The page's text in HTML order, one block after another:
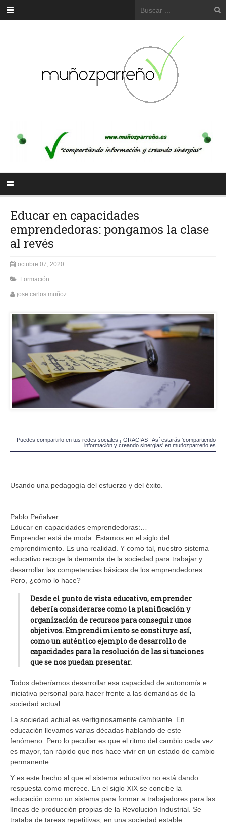
Educar en capacidades
emprendedoras: pongamos la clase
al revés
octubre 07, 2020
Formación
jose carlos muñoz
Puedes compartirlo en tus redes sociales ¡ GRACIAS ! Así estarás 'compartiendo
información y creando sinergias' en muñozparreño.es
Usando una pedagogía del esfuerzo y del éxito.
Pablo Peñalver
Educar en capacidades emprendedoras:…
Emprender está de moda. Estamos en el siglo del
emprendimiento. Es una realidad. Y como tal, nuestro sistema
educativo recoge la demanda de la sociedad para trabajar y
desarrollar las competencias básicas de los emprendedores.
Pero, ¿cómo lo hace?
Desde el punto de vista educativo, emprender
debería considerarse como la planificación y
organización de recursos para conseguir unos
objetivos. Emprendimiento se constituye así,
como un auténtico ejemplo de desarrollo de
capacidades para la resolución de las situaciones
que se nos puedan presentar.
Todos deberíamos desarrollar esa capacidad de autonomía e
iniciativa personal para hacer frente a las demandas de la
sociedad actual.
La sociedad actual es vertiginosamente cambiante. En
educación llevamos varias décadas hablando de este
fenómeno. Pero lo peculiar es que el ritmo del cambio cada vez
es mayor, tan rápido que nos hace vivir en un estado de cambio
permanente.
Y es este hecho al que el sistema educativo no está dando
respuesta como merece. En el siglo XIX se concibe la
educación como un sistema para formar a trabajadores para las
líneas de producción propias de la Revolución Industrial. Se
trataba de tareas repetitivas, en una sociedad estable.